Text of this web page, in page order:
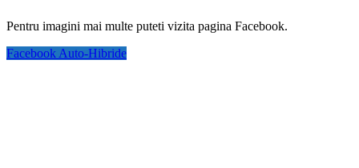
Pentru imagini mai multe puteti vizita pagina Facebook.
Facebook Auto-Hibride